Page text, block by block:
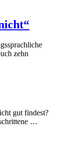
zehn
gut findest?
…